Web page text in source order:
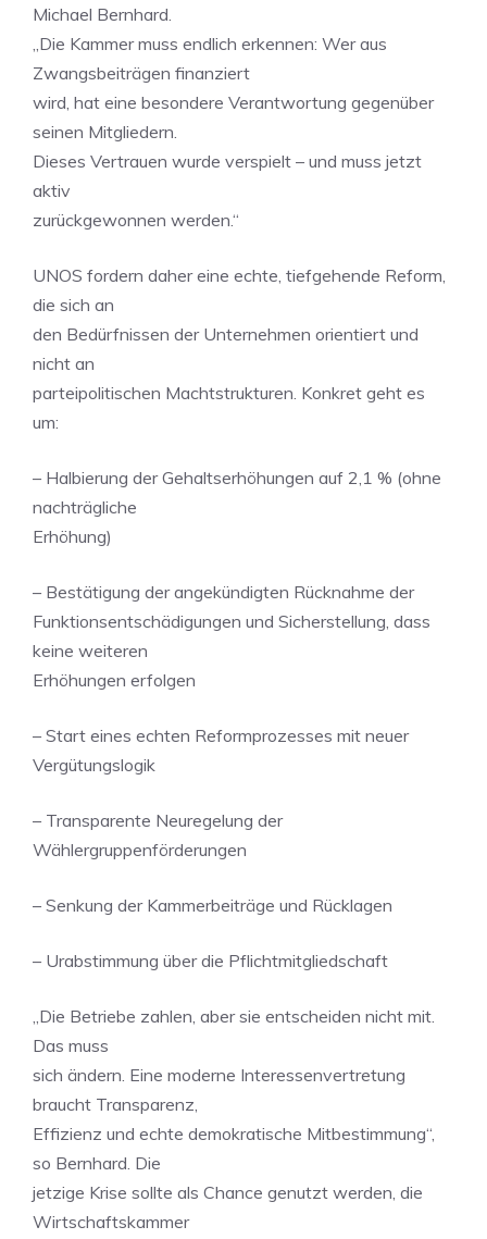
Michael Bernhard.
„Die Kammer muss endlich erkennen: Wer aus
Zwangsbeiträgen finanziert
wird, hat eine besondere Verantwortung gegenüber
seinen Mitgliedern.
Dieses Vertrauen wurde verspielt – und muss jetzt
aktiv
zurückgewonnen werden.“
UNOS fordern daher eine echte, tiefgehende Reform,
die sich an
den Bedürfnissen der Unternehmen orientiert und
nicht an
parteipolitischen Machtstrukturen. Konkret geht es
um:
– Halbierung der Gehaltserhöhungen auf 2,1 % (ohne
nachträgliche
Erhöhung)
– Bestätigung der angekündigten Rücknahme der
Funktionsentschädigungen und Sicherstellung, dass
keine weiteren
Erhöhungen erfolgen
– Start eines echten Reformprozesses mit neuer
Vergütungslogik
– Transparente Neuregelung der
Wählergruppenförderungen
– Senkung der Kammerbeiträge und Rücklagen
– Urabstimmung über die Pflichtmitgliedschaft
„Die Betriebe zahlen, aber sie entscheiden nicht mit.
Das muss
sich ändern. Eine moderne Interessenvertretung
braucht Transparenz,
Effizienz und echte demokratische Mitbestimmung“,
so Bernhard. Die
jetzige Krise sollte als Chance genutzt werden, die
Wirtschaftskammer